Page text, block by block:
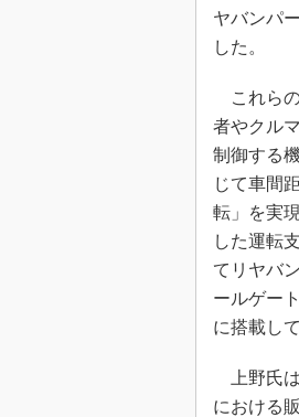
ヤバンパ
した。
これら
者やクル
制御する
じて車間
転」を実
した運転
てリヤバ
ールゲー
に搭載し
上野氏は
における